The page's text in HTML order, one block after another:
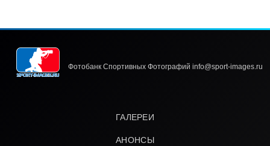
Фотобанк Спортивных Фотографий info@sport-images.ru
ГАЛЕРЕИ
АНОНСЫ